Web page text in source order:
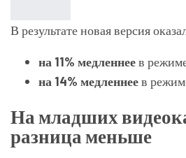
В результате новая версия
на 11% медленнеев
на 14% медленнеев
На младших
разница меньше